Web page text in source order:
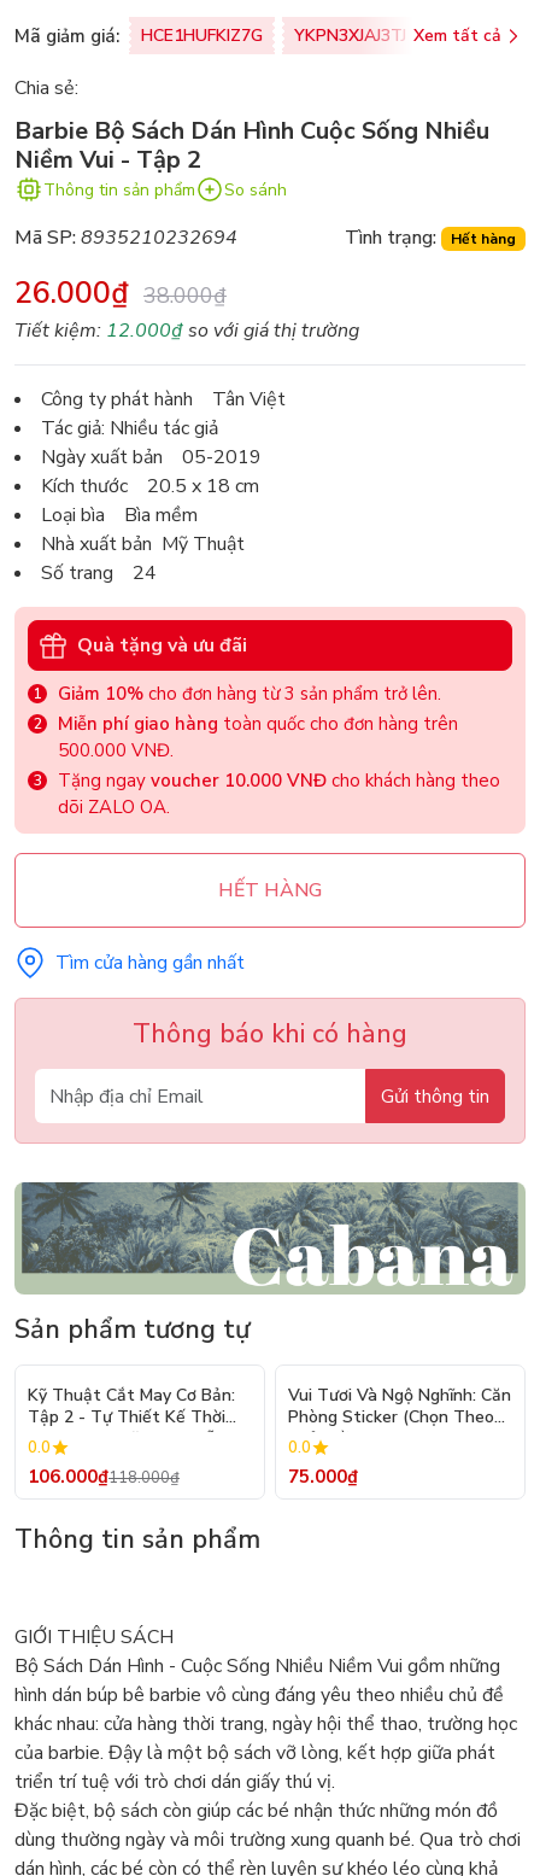
Mã giảm giá: HCE1HUFKIZ7G YKPN3XJAJ3TJ Xem tất cả
Chia sẻ:
Barbie Bộ Sách Dán Hình Cuộc Sống Nhiều
Niềm Vui - Tập 2
Thông tin sản phẩm So sánh
Mã SP:8935210232694 Tình trạng: Hết hàng
26.000₫ 38.000₫
Tiết kiệm: 12.000₫so với giá thị trường
Công ty phát hành Tân Việt
Tác giả: Nhiều tác giả
Ngày xuất bản 05-2019
Kích thước 20.5 x 18 cm
Loại bìa Bìa mềm
Nhà xuất bản Mỹ Thuật
Số trang 24
Quà tặng và ưu đãi
Giảm 10% cho đơn hàng từ 3 sản phẩm trở lên.
Miễn phí giao hàng toàn quốc cho đơn hàng trên
500.000 VNĐ.
Tặng ngay voucher 10.000 VNĐ cho khách hàng theo
dõi ZALO OA.
HẾT HÀNG
Tìm cửa hàng gần nhất
Thông báo khi có hàng
Gửi thông tin
Sản phẩm tương tự
- 10%
Kỹ Thuật Cắt May Cơ Bản:
Tập 2 - Tự Thiết Kế Thời
Trang Nam Nữ - Tạo Mẫu
Rập - Kỹ Thuật Nhảy Size
0.0
106.000₫118.000₫
Vui Tươi Và Ngộ Nghĩnh: Căn
Phòng Sticker (Chọn Theo
Chủ Đề) - Hơn 250 Sticker
0.0
75.000₫
Thông tin sản phẩm
GIỚI THIỆU SÁCH
Bộ Sách Dán Hình - Cuộc Sống Nhiều Niềm Vui gồm những
hình dán búp bê barbie vô cùng đáng yêu theo nhiều chủ đề
khác nhau: cửa hàng thời trang, ngày hội thể thao, trường học
của barbie. Đậy là một bộ sách vỡ lòng, kết hợp giữa phát
triển trí tuệ với trò chơi dán giấy thú vị.
Đặc biệt, bộ sách còn giúp các bé nhận thức những món đồ
dùng thường ngày và môi trường xung quanh bé. Qua trò chơi
dán hình, các bé còn có thể rèn luyện sự khéo léo cùng khả